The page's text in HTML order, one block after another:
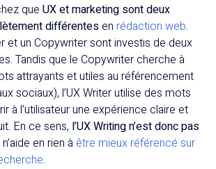
que UX et marketing sont deux
différentesen rédaction web.
et un Copywriter sont investis de deux
Tandis que le Copywriter cherche à
attrayants et utiles au référencement
sociaux), l’UX Writer utilise des mots
à l’utilisateur une expérience claire et
En ce sens, l’UX Writing n’est donc pas
en rien à être mieux référencé sur
.